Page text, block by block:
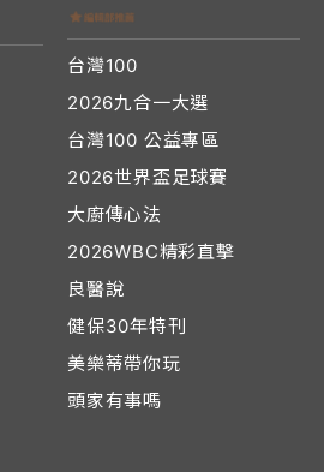
台灣100
2026九合一大選
台灣100 公益專區
2026世界盃足球賽
大廚傳心法
2026WBC精彩直擊
良醫說
健保30年特刊
美樂蒂帶你玩
頭家有事嗎